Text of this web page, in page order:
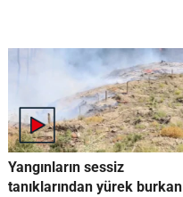
Yangınların sessiz
tanıklarından yürek burkan